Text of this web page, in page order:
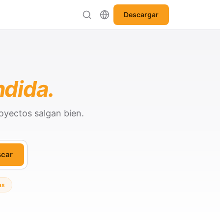
Descargar
salgan bien.